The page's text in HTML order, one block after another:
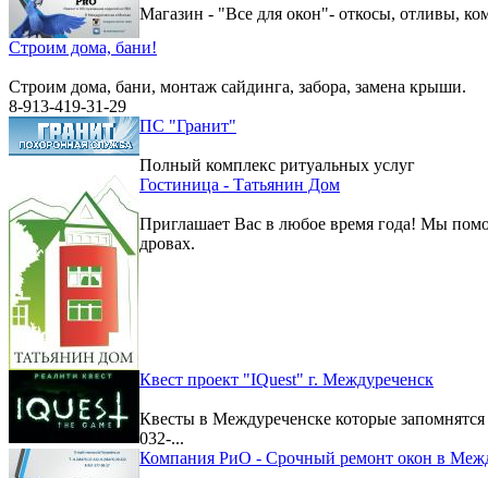
Магазин - "Все для окон"- откосы, отливы,
Строим дома, бани!
Строим дома, бани, монтаж сайдинга, забора, замена крыши.
8-913-419-31-29
ПС "Гранит"
Полный комплекс ритуальных услуг
Гостиница - Татьянин Дом
Приглашает Вас в любое время года! Мы
дровах.
Квест проект "IQuest" г. Междуреченск
Квесты в Междуреченске которые
032-...
Компания РиО - Срочный ремонт окон в